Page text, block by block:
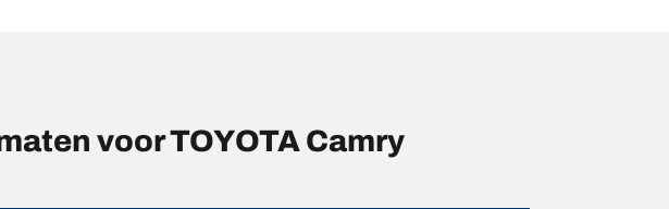
voor TOYOTA Camry